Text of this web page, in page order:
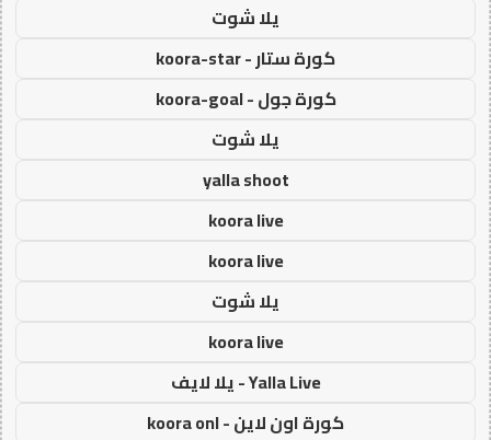
يلا شوت
كورة ستار - koora-star
كورة جول - koora-goal
يلا شوت
yalla shoot
koora live
koora live
يلا شوت
koora live
Yalla Live - يلا لايف
كورة اون لاين - koora onl